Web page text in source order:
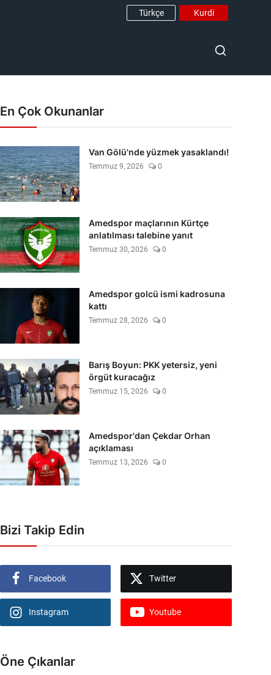
Türkçe Kurdi
En Çok Okunanlar
Van Gölü'nde yüzmek yasaklandı!
Temmuz 9, 2026 0
Amedspor maçlarının Kürtçe
anlatılması talebine yanıt
Temmuz 30, 2026 0
Amedspor golcü ismi kadrosuna
kattı
Temmuz 28, 2026 0
Barış Boyun: PKK yetersiz, yeni
örgüt kuracağız
Temmuz 15, 2026 0
Amedspor'dan Çekdar Orhan
açıklaması
Temmuz 13, 2026 0
Bizi Takip Edin
Facebook Twitter
Instagram Youtube
Öne Çıkanlar